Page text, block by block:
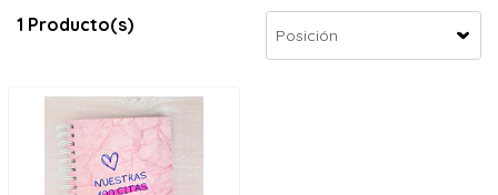
1 Producto(s)